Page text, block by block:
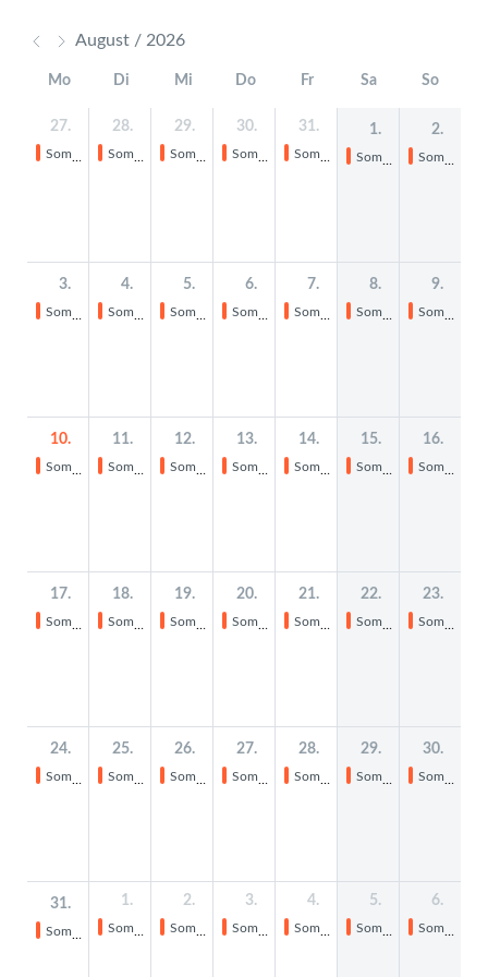
August / 2026
Mo Di Mi Do Fr Sa So
27.
Sommerferien
28.
Sommerferien
29.
Sommerferien
30.
Sommerferien
31.
Sommerferien
1.
Sommerferien
2.
Sommerferien
3.
Sommerferien
4.
Sommerferien
5.
Sommerferien
6.
Sommerferien
7.
Sommerferien
8.
Sommerferien
9.
Sommerferien
10.
Sommerferien
11.
Sommerferien
12.
Sommerferien
13.
Sommerferien
14.
Sommerferien
15.
Sommerferien
16.
Sommerferien
17.
Sommerferien
18.
Sommerferien
19.
Sommerferien
20.
Sommerferien
21.
Sommerferien
22.
Sommerferien
23.
Sommerferien
24.
Sommerferien
25.
Sommerferien
26.
Sommerferien
27.
Sommerferien
28.
Sommerferien
29.
Sommerferien
30.
Sommerferien
31.
Sommerferien
1.
Sommerferien
2.
Sommerferien
3.
Sommerferien
4.
Sommerferien
5.
Sommerferien
6.
Sommerferien